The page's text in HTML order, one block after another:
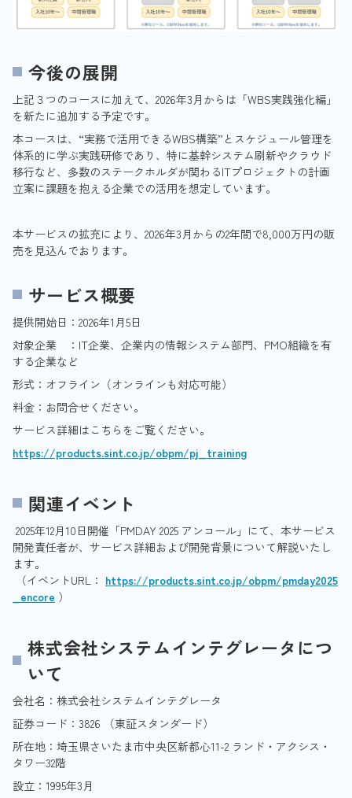
今後の展開
上記３つのコースに加えて、2026年3月からは「WBS実践強化編」
を新たに追加する予定です。
本コースは、“実務で活用できるWBS構築”とスケジュール管理を
体系的に学ぶ実践研修であり、特に基幹システム刷新やクラウド
移行など、多数のステークホルダが関わるITプロジェクトの計画
立案に課題を抱える企業での活用を想定しています。
本サービスの拡充により、2026年3月からの2年間で8,000万円の販
売を見込んでおります。
サービス概要
提供開始日：2026年1月5日
対象企業 ：IT企業、企業内の情報システム部門、PMO組織を有
する企業など
形式：オフライン（オンラインも対応可能）
料金：お問合せください。
サービス詳細はこちらをご覧ください。
https://products.sint.co.jp/obpm/pj_training
関連イベント
2025年12月10日開催「PMDAY 2025 アンコール」にて、本サービス
開発責任者が、サービス詳細および開発背景について解説いたし
ます。
（イベントURL： https://products.sint.co.jp/obpm/pmday2025
_encore ）
株式会社システムインテグレータにつ
いて
会社名：株式会社システムインテグレータ
証券コード：3826 （東証スタンダード）
所在地：埼玉県さいたま市中央区新都心11-2 ランド・アクシス・
タワー32階
設立：1995年3月